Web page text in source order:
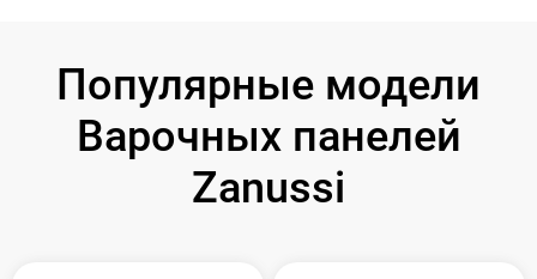
Популярные модели
Варочных панелей
Zanussi